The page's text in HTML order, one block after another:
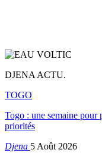
DJENA ACTU.
TOGO
Togo : une semaine pour
priorités
Djena 5 Août 2026